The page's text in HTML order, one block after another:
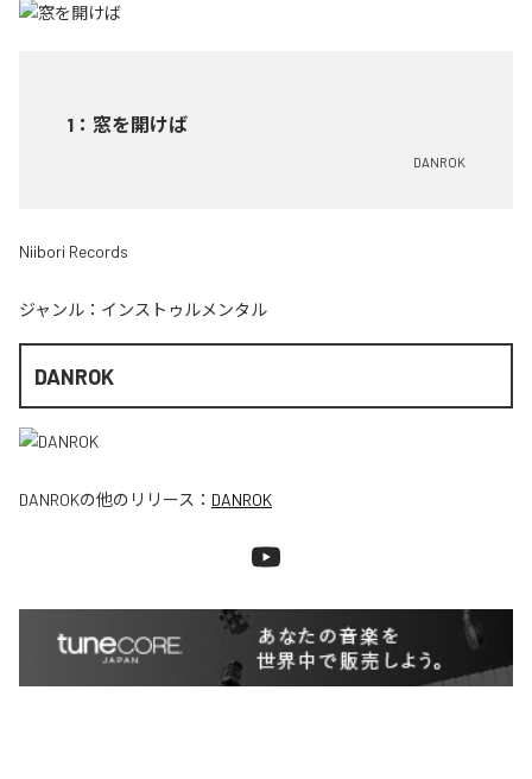
1 ： 窓を開けば
DANROK
Niibori Records
ジャンル： インストゥルメンタル
DANROK
DANROKの他のリリース： DANROK